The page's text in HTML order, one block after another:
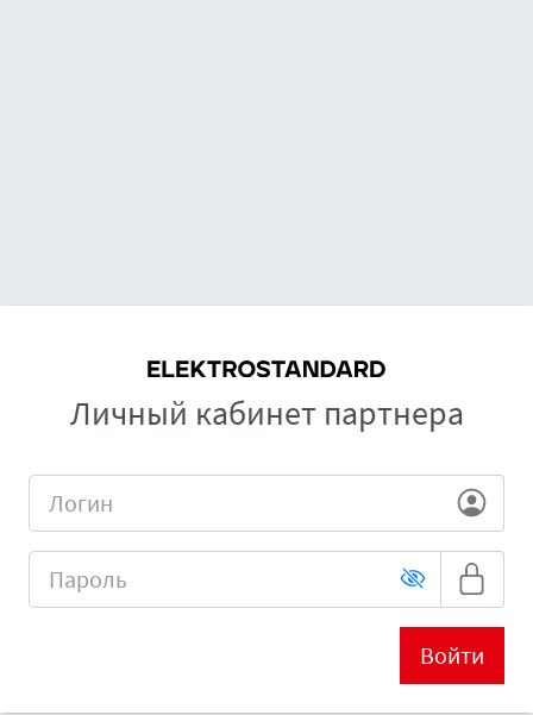
Личный кабинет партнера
Войти